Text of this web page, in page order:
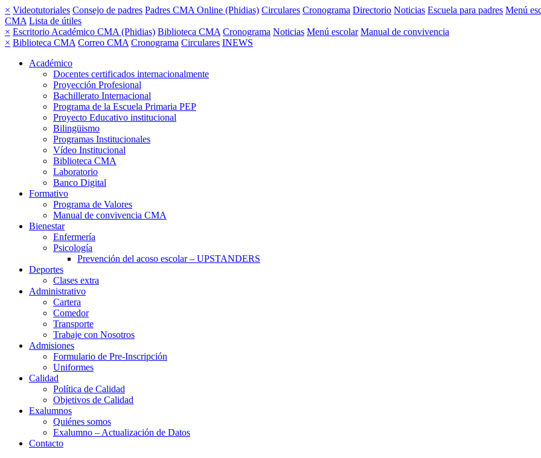
× Videotutoriales Consejo de padres Padres CMA Online (Phidias) Circulares Cronograma Directorio Noticias Escuela para padres Menú
CMA Lista de útiles
× Escritorio Académico CMA (Phidias) Biblioteca CMA Cronograma Noticias Menú escolar Manual de convivencia
× Biblioteca CMA Correo CMA Cronograma Circulares INEWS
Académico
Docentes certificados internacionalmente
Proyección Profesional
Bachillerato Internacional
Programa de la Escuela Primaria PEP
Proyecto Educativo institucional
Bilingüismo
Programas Institucionales
Vídeo Institucional
Biblioteca CMA
Laboratorio
Banco Digital
Formativo
Programa de Valores
Manual de convivencia CMA
Bienestar
Enfermería
Psicología
Prevención del acoso escolar – UPSTANDERS
Deportes
Clases extra
Administrativo
Cartera
Comedor
Transporte
Trabaje con Nosotros
Admisiones
Formulario de Pre-Inscripción
Uniformes
Calidad
Política de Calidad
Objetivos de Calidad
Exalumnos
Quiénes somos
Exalumno – Actualización de Datos
Contacto